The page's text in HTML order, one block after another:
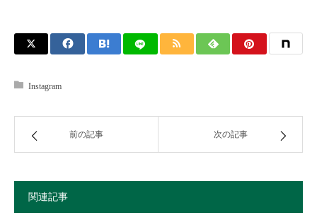
Instagram
前の記事 次の記事
関連記事